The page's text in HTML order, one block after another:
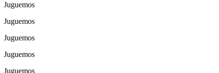
Juguemos
Juguemos
Juguemos
Juguemos
Juguemos